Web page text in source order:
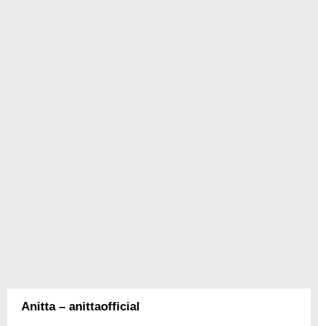
Anitta – anittaofficial